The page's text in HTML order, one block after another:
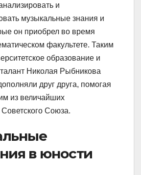
и
музыкальные знания и
он приобрел во время
факультете. Таким
образование и
Николая Рыбникова
друг друга, помогая
из величайших
Союза.
в юности